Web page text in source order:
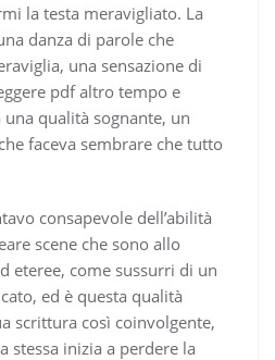
la testa meravigliato. La
danza di parole che
una sensazione di
pdf altro tempo e
qualità sognante, un
faceva sembrare che tutto
consapevole dell’abilità
scene che sono allo
eteree, come sussurri di un
ed è questa qualità
scrittura così coinvolgente,
stessa inizia a perdere la